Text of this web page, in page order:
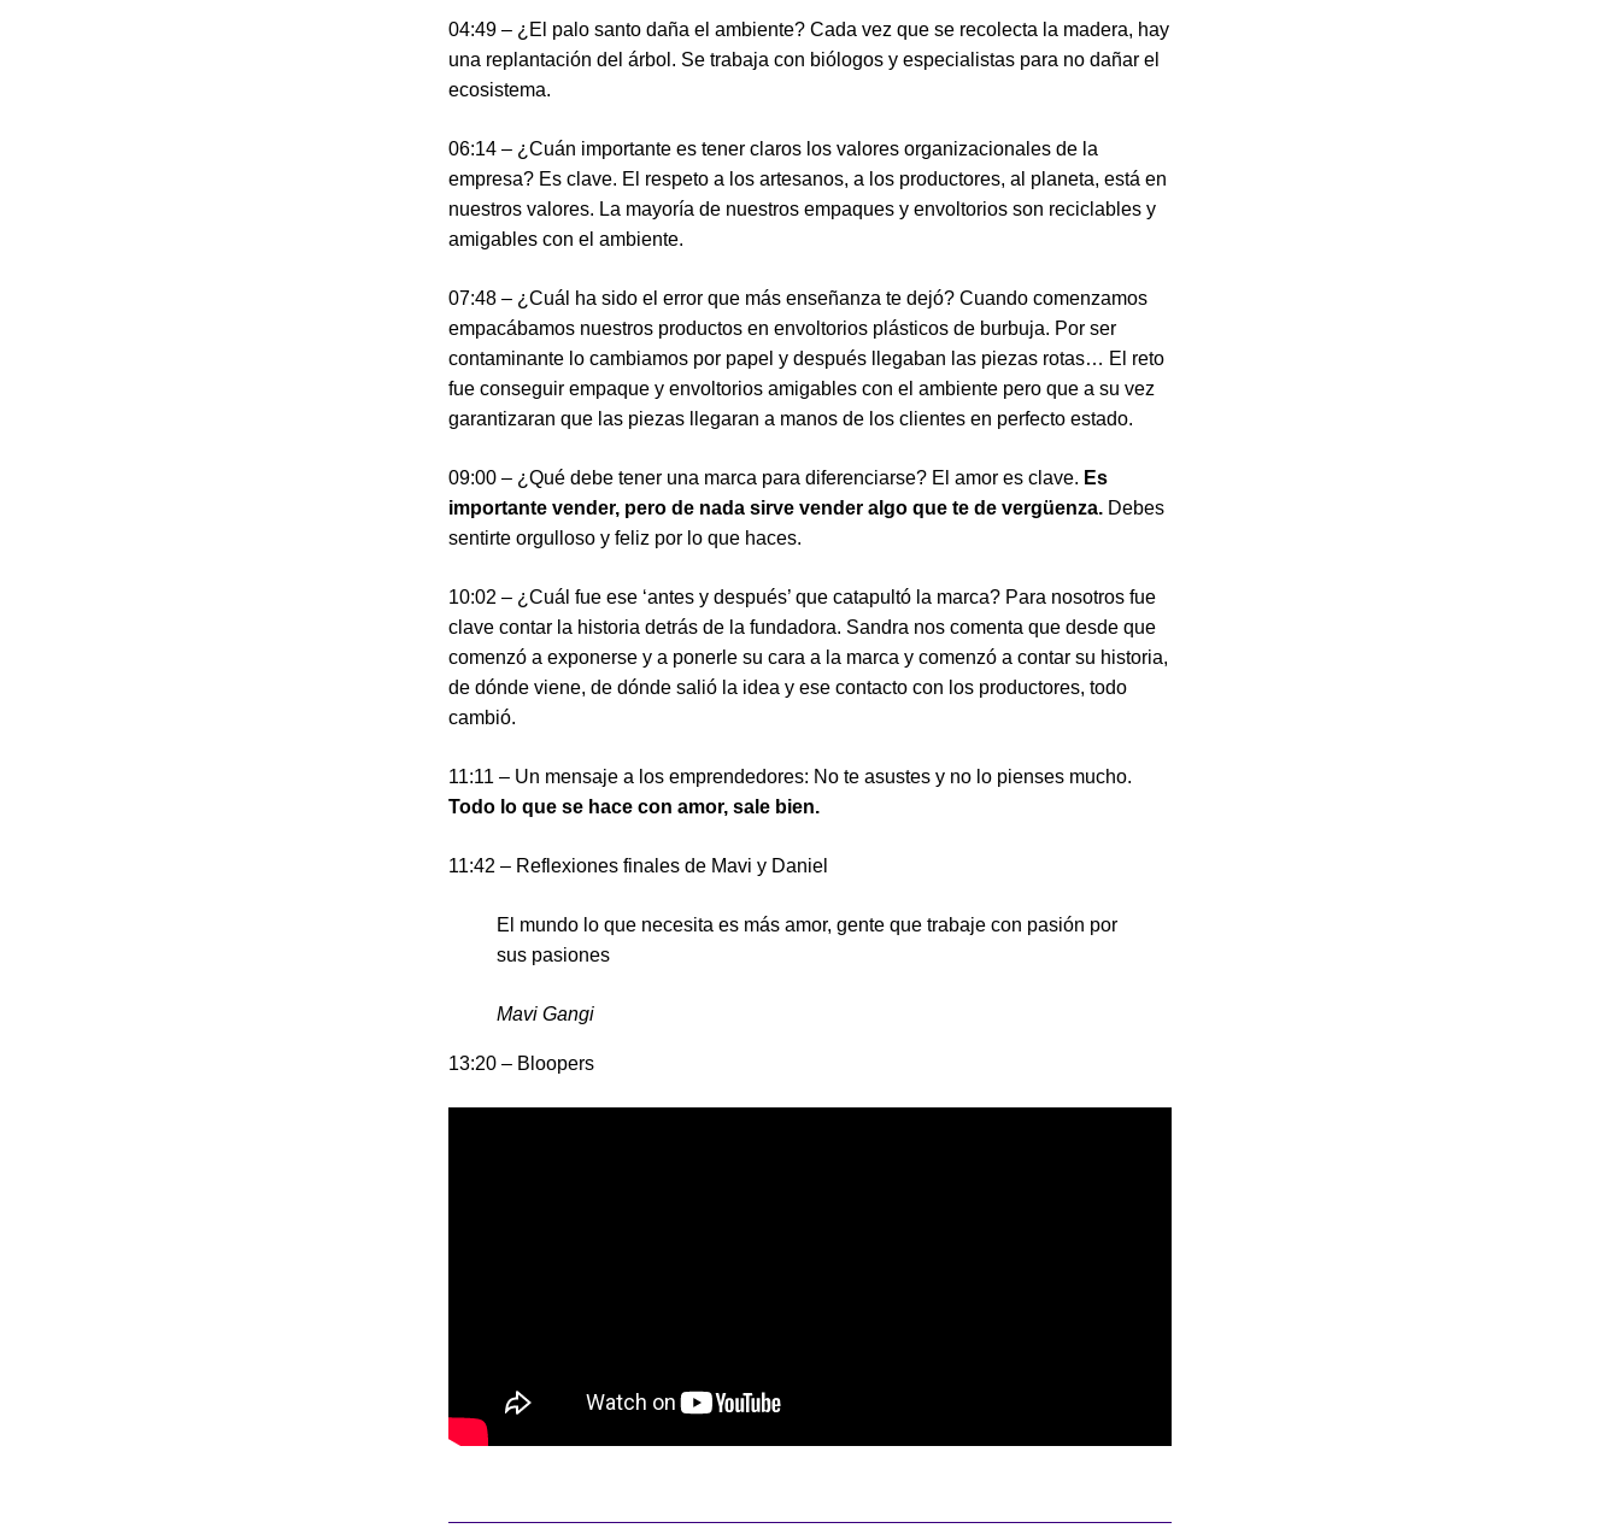
04:49 – ¿El palo santo daña el ambiente? Cada vez que se recolecta la madera, hay
una replantación del árbol. Se trabaja con biólogos y especialistas para no dañar el
ecosistema.
06:14 – ¿Cuán importante es tener claros los valores organizacionales de la
empresa? Es clave. El respeto a los artesanos, a los productores, al planeta, está en
nuestros valores. La mayoría de nuestros empaques y envoltorios son reciclables y
amigables con el ambiente.
07:48 – ¿Cuál ha sido el error que más enseñanza te dejó? Cuando comenzamos
empacábamos nuestros productos en envoltorios plásticos de burbuja. Por ser
contaminante lo cambiamos por papel y después llegaban las piezas rotas… El reto
fue conseguir empaque y envoltorios amigables con el ambiente pero que a su vez
garantizaran que las piezas llegaran a manos de los clientes en perfecto estado.
09:00 – ¿Qué debe tener una marca para diferenciarse? El amor es clave. Es
importante vender, pero de nada sirve vender algo que te de vergüenza. Debes
sentirte orgulloso y feliz por lo que haces.
10:02 – ¿Cuál fue ese ‘antes y después’ que catapultó la marca? Para nosotros fue
clave contar la historia detrás de la fundadora. Sandra nos comenta que desde que
comenzó a exponerse y a ponerle su cara a la marca y comenzó a contar su historia,
de dónde viene, de dónde salió la idea y ese contacto con los productores, todo
cambió.
11:11 – Un mensaje a los emprendedores: No te asustes y no lo pienses mucho.
Todo lo que se hace con amor, sale bien.
11:42 – Reflexiones finales de Mavi y Daniel
El mundo lo que necesita es más amor, gente que trabaje con pasión por
sus pasiones
Mavi Gangi
13:20 – Bloopers